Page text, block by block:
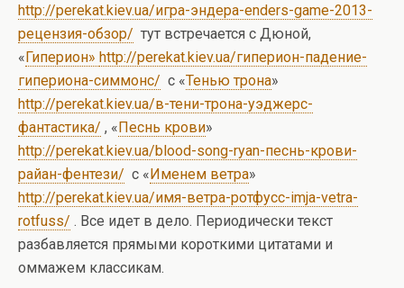
http://perekat.kiev.ua/игра-эндера-enders-game-2013-
рецензия-обзор/ тут встречается с Дюной,
«Гиперион» http://perekat.kiev.ua/гиперион-падение-
гипериона-симмонс/ с «Тенью трона»
http://perekat.kiev.ua/в-тени-трона-уэджерс-
фантастика/ , «Песнь крови»
http://perekat.kiev.ua/blood-song-ryan-песнь-крови-
райан-фентези/ с «Именем ветра»
http://perekat.kiev.ua/имя-ветра-ротфусс-imja-vetra-
rotfuss/ . Все идет в дело. Периодически текст
разбавляется прямыми короткими цитатами и
оммажем классикам.